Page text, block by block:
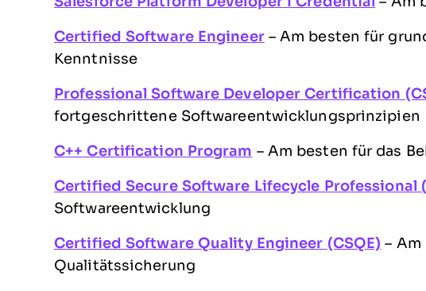
Certified Software Engineer– Am besten für
Kenntnisse
Professional Software Developer Certification
fortgeschrittene Softwareentwicklungsprinzipien
C++ Certification Program – Am besten für das
Certified Secure Software Lifecycle Professional
Softwareentwicklung
Certified Software Quality Engineer (CSQE) –
Qualitätssicherung